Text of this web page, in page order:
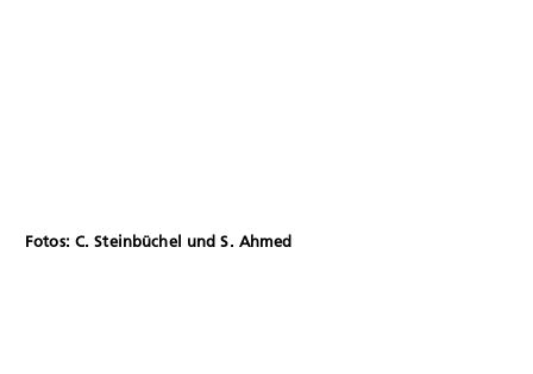
Fotos: C. Steinbüchel und S. Ahmed